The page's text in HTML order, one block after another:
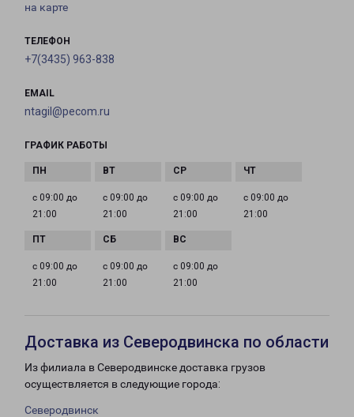
на карте
ТЕЛЕФОН
+7(3435) 963-838
EMAIL
ntagil@pecom.ru
ГРАФИК РАБОТЫ
с 09:00 до
21:00
с 09:00 до
21:00
с 09:00 до
21:00
с 09:00 до
21:00
с 09:00 до
21:00
с 09:00 до
21:00
с 09:00 до
21:00
Доставка из Северодвинска по области
Из филиала в Северодвинске доставка грузов
осуществляется в следующие города:
Северодвинск